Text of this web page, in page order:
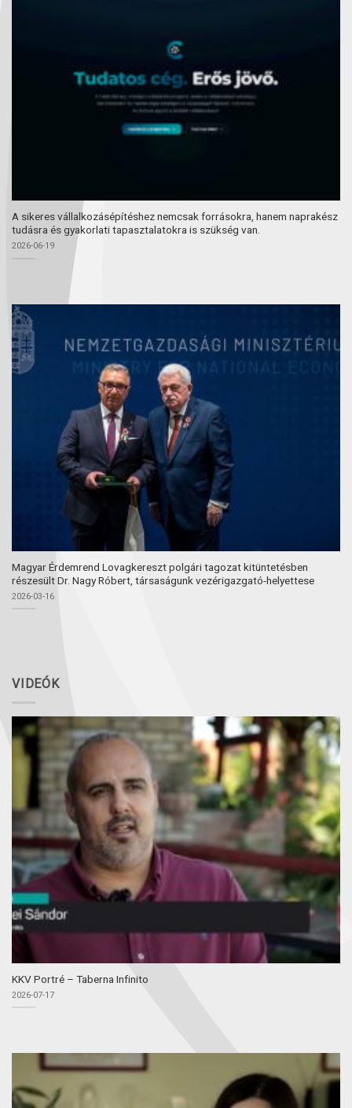
A sikeres vállalkozásépítéshez nemcsak forrásokra, hanem naprakész
tudásra és gyakorlati tapasztalatokra is szükség van.
2026-06-19
Magyar Érdemrend Lovagkereszt polgári tagozat kitüntetésben
részesült Dr. Nagy Róbert, társaságunk vezérigazgató-helyettese
2026-03-16
VIDEÓK
KKV Portré – Taberna Infinito
2026-07-17